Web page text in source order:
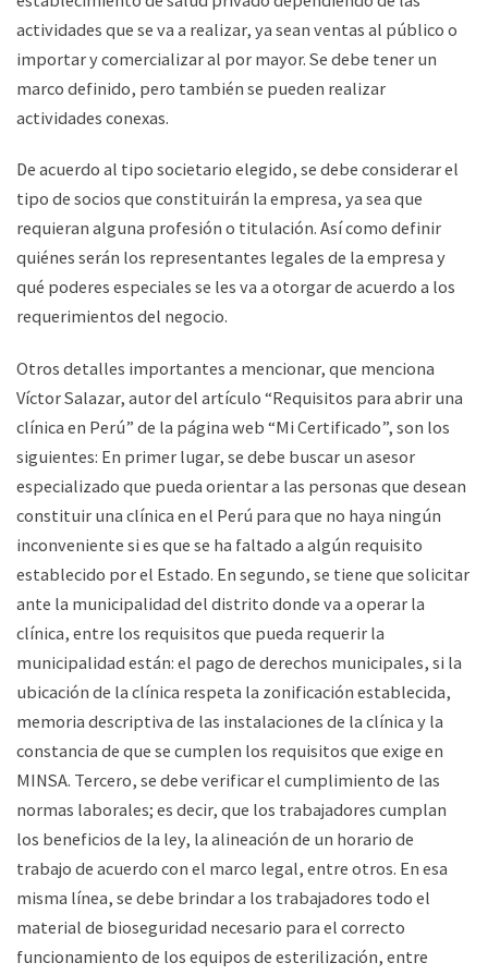
actividades que se va a realizar, ya sean ventas al público o
importar y comercializar al por mayor. Se debe tener un
marco definido, pero también se pueden realizar
actividades conexas.
De acuerdo al tipo societario elegido, se debe considerar el
tipo de socios que constituirán la empresa, ya sea que
requieran alguna profesión o titulación. Así como definir
quiénes serán los representantes legales de la empresa y
qué poderes especiales se les va a otorgar de acuerdo a los
requerimientos del negocio.
Otros detalles importantes a mencionar, que menciona
Víctor Salazar, autor del artículo “Requisitos para abrir una
clínica en Perú” de la página web “Mi Certificado”, son los
siguientes: En primer lugar, se debe buscar un asesor
especializado que pueda orientar a las personas que desean
constituir una clínica en el Perú para que no haya ningún
inconveniente si es que se ha faltado a algún requisito
establecido por el Estado. En segundo, se tiene que solicitar
ante la municipalidad del distrito donde va a operar la
clínica, entre los requisitos que pueda requerir la
municipalidad están: el pago de derechos municipales, si la
ubicación de la clínica respeta la zonificación establecida,
memoria descriptiva de las instalaciones de la clínica y la
constancia de que se cumplen los requisitos que exige en
MINSA. Tercero, se debe verificar el cumplimiento de las
normas laborales; es decir, que los trabajadores cumplan
los beneficios de la ley, la alineación de un horario de
trabajo de acuerdo con el marco legal, entre otros. En esa
misma línea, se debe brindar a los trabajadores todo el
material de bioseguridad necesario para el correcto
funcionamiento de los equipos de esterilización, entre